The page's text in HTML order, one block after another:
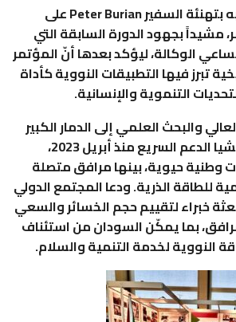
استهل معاليه خطابه بتهنئة السفير Peter Burian على
مشيداً بجهود الدورة السابقة التي
الوكالة، ليؤكد بعدها أنّ المؤتمر
تبرز فيها التطبيقات النووية كأداة
التنموية والإنسانية.
والبحث العلمي إلى الدمار الكبير
الذي خلّفه تمرد مليشيا الدعم السريع منذ أبريل 2023،
حيوية، بينها مرافق متصلة
للطاقة الذرية. ودعا المجتمع الدولي
خبراء لتقييم حجم الخسائر والسعي
بما يمكّن السودان من استئناف
النووية لخدمة التنمية والسلام.